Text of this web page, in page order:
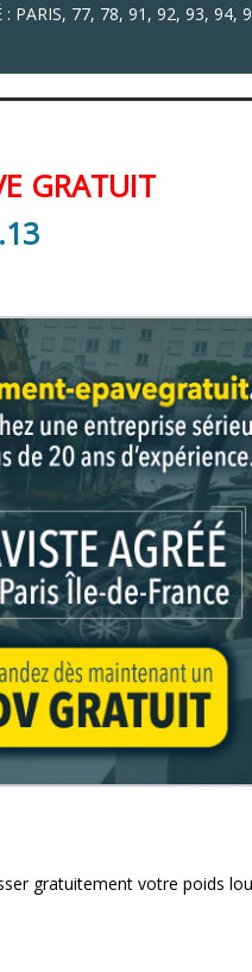
: PARIS, 77, 78, 91, 92, 93, 94,
GRATUIT
gratuitement votre poids